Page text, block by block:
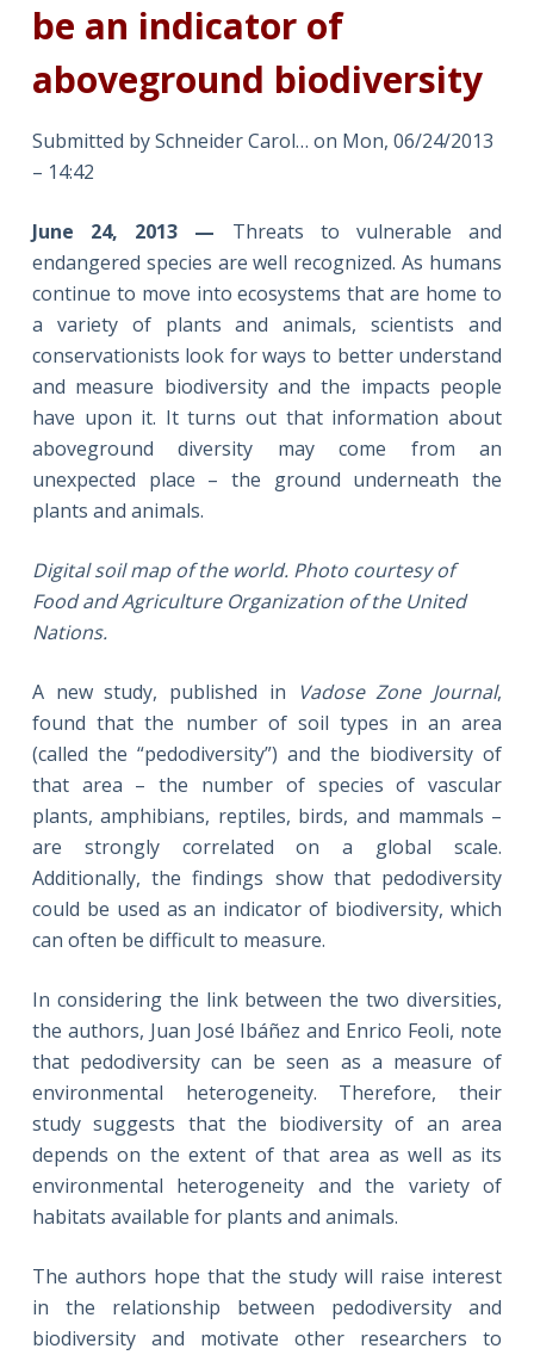
be an indicator of
aboveground biodiversity
Submitted by Schneider Carol… on Mon, 06/24/2013
– 14:42
June 24, 2013 — Threats to vulnerable and
endangered species are well recognized. As humans
continue to move into ecosystems that are home to
a variety of plants and animals, scientists and
conservationists look for ways to better understand
and measure biodiversity and the impacts people
have upon it. It turns out that information about
aboveground diversity may come from an
unexpected place – the ground underneath the
plants and animals.
Digital soil map of the world. Photo courtesy of
Food and Agriculture Organization of the United
Nations.
A new study, published in Vadose Zone Journal,
found that the number of soil types in an area
(called the “pedodiversity”) and the biodiversity of
that area – the number of species of vascular
plants, amphibians, reptiles, birds, and mammals –
are strongly correlated on a global scale.
Additionally, the findings show that pedodiversity
could be used as an indicator of biodiversity, which
can often be difficult to measure.
In considering the link between the two diversities,
the authors, Juan José Ibáñez and Enrico Feoli, note
that pedodiversity can be seen as a measure of
environmental heterogeneity. Therefore, their
study suggests that the biodiversity of an area
depends on the extent of that area as well as its
environmental heterogeneity and the variety of
habitats available for plants and animals.
The authors hope that the study will raise interest
in the relationship between pedodiversity and
biodiversity and motivate other researchers to